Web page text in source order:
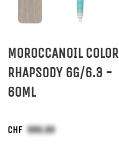
MOROCCANOIL COLOR
RHAPSODY 6G/6.3 -
60ML
CHF